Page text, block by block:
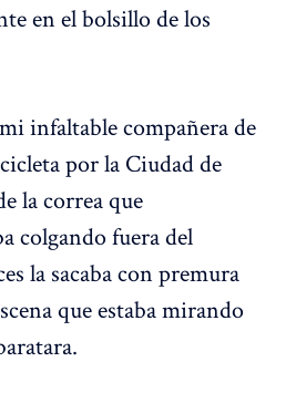
en el bolsillo de los
infaltable compañera de
por la Ciudad de
la correa que
colgando fuera del
la sacaba con premura
que estaba mirando